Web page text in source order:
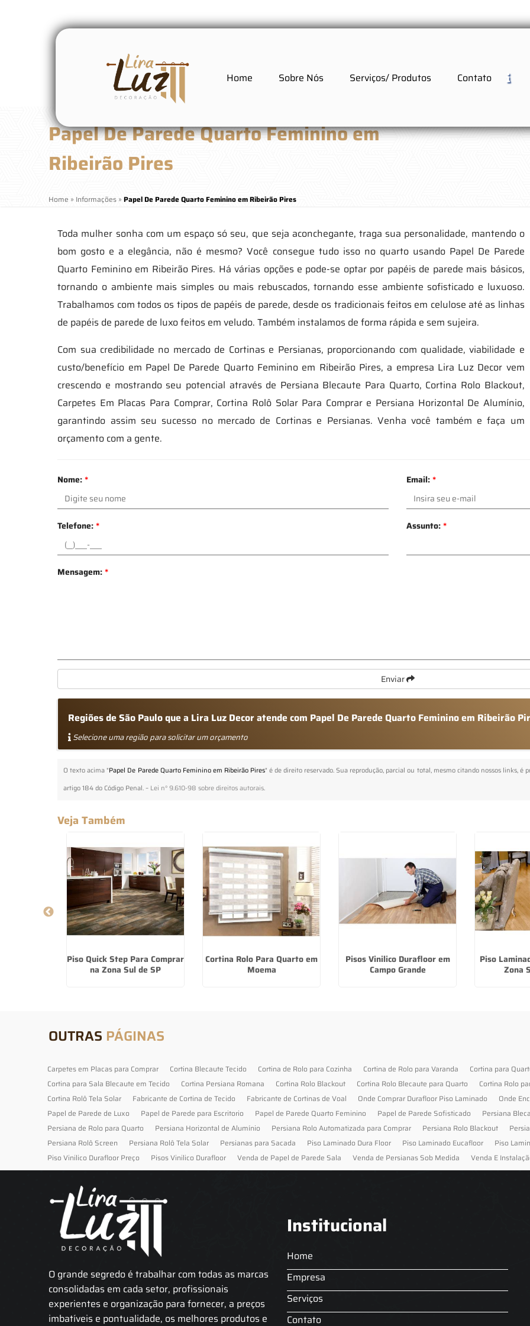
Home Sobre Nós Serviços/ Produtos Contato
Papel De Parede Quarto Feminino em
Ribeirão Pires
Home » Informações »Papel De Parede Quarto Feminino em Ribeirão Pires
Toda mulher sonha com um espaço só seu, que seja aconchegante, traga sua personalidade, mantendo o
bom gosto e a elegância, não é mesmo? Você consegue tudo isso no quarto usando Papel De Parede
Quarto Feminino em Ribeirão Pires. Há várias opções e pode-se optar por papéis de parede mais básicos,
tornando o ambiente mais simples ou mais rebuscados, tornando esse ambiente sofisticado e luxuoso.
Trabalhamos com todos os tipos de papéis de parede, desde os tradicionais feitos em celulose até as linhas
de papéis de parede de luxo feitos em veludo. Também instalamos de forma rápida e sem sujeira.
Com sua credibilidade no mercado de Cortinas e Persianas, proporcionando com qualidade, viabilidade e
custo/benefício em Papel De Parede Quarto Feminino em Ribeirão Pires, a empresa Lira Luz Decor vem
crescendo e mostrando seu potencial através de Persiana Blecaute Para Quarto, Cortina Rolo Blackout,
Carpetes Em Placas Para Comprar, Cortina Rolô Solar Para Comprar e Persiana Horizontal De Alumínio,
garantindo assim seu sucesso no mercado de Cortinas e Persianas. Venha você também e faça um
orçamento com a gente.
Nome:* Email:*
Telefone:* Assunto:*
Mensagem:*
Enviar
Regiões de São Paulo que a Lira Luz Decor atende com Papel De Parede Quarto Feminino em Ribeirão
Selecione uma região para solicitar um orçamento
O texto acima "Papel De Parede Quarto Feminino em Ribeirão Pires" é de direito reservado. Sua reprodução, parcial ou total, mesmo citando nossos links,
artigo 184 do Código Penal. – Lei n° 9.610-98 sobre direitos autorais.
Veja Também
Piso Quick Step Para Comprar
na Zona Sul de SP
Cortina Rolo Para Quarto em
Moema
Pisos Vinilico Durafloor em
Campo Grande
Piso
Zona
OUTRAS PÁGINAS
Carpetes em Placas para Comprar Cortina Blecaute Tecido Cortina de Rolo para Cozinha Cortina de Rolo para Varanda
Cortina para
Cortina para Sala Blecaute em Tecido
Cortina Persiana Romana Cortina Rolo Blackout Cortina Rolo Blecaute para Quarto Cortina Rolo
Cortina Rolô Tela Solar
Fabricante de Cortina de Tecido Fabricante de Cortinas de Voal Onde Comprar Durafloor Piso Laminado
Onde
Papel de Parede de Luxo
Papel de Parede para Escritorio Papel de Parede Quarto Feminino Papel de Parede Sofisticado Persiana
Persiana de Rolo para Quarto
Persiana Horizontal de Alumínio Persiana Rolo Automatizada para Comprar Persiana Rolo Blackout
Persiana Rolô Screen
Persiana Rolô Tela Solar Persianas para Sacada Piso Laminado Dura Floor Piso Laminado Eucafloor Piso
Piso Vinilico Durafloor Preço
Pisos Vinilico Durafloor Venda de Papel de Parede Sala Venda de Persianas Sob Medida Venda E
O grande segredo é trabalhar com todas as marcas
consolidadas em cada setor, profissionais
experientes e organização para fornecer, a preços
imbatíveis e pontualidade, os melhores produtos e
Institucional
Home
Empresa
Serviços
Contato